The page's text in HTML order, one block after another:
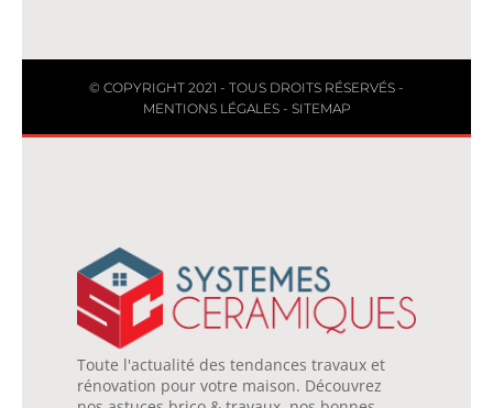
© COPYRIGHT 2021 - TOUS DROITS RÉSERVÉS -
MENTIONS LÉGALES- SITEMAP
Toute l'actualité des tendances travaux et
rénovation pour votre maison. Découvrez